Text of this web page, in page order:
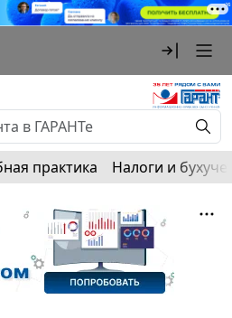
практика Налоги и